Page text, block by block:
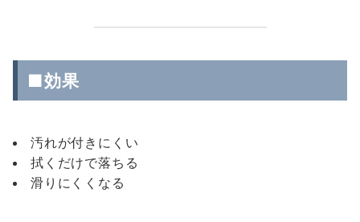
■効果
汚れが付きにくい
拭くだけで落ちる
滑りにくくなる